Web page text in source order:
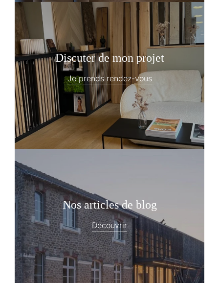
Discuter de mon projet
Je prends rendez-vous
Nos articles de blog
Découvrir